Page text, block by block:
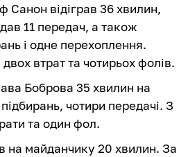
Санон відіграв 36 хвилин,
11 передач, а також
і одне перехоплення.
втрат та чотирьох фолів.
Боброва 35 хвилин на
чотири передачі. З
та один фол.
на майданчику 20 хвилин. За